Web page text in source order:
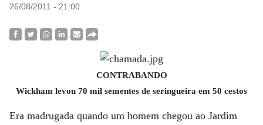
26/08/2011 - 21:00
CONTRABANDO
Wickham levou 70 mil sementes de seringueira em 50 cestos
Era madrugada quando um homem chegou ao Jardim